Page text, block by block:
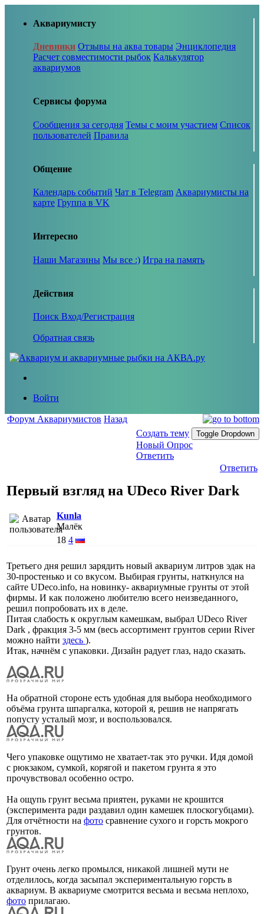
Аквариумисту
Дневники Отзывы на аква товары Энциклопедия
Расчет совместимости рыбок Калькулятор
аквариумов
Сервисы форума
Сообщения за сегодня Темы с моим участием Список
пользователей Правила
Общение
Календарь событий Чат в Telegram Аквариумисты на
карте Группа в VK
Интересно
Наши Магазины Мы все :) Игра на память
Действия
Поиск Вход/Регистрация
Обратная связь
Войти
Форум Аквариумистов Назад
Создать тему
Toggle Dropdown
Новый Опрос
Ответить
Ответить
Первый взгляд на UDeco River Dark
Kunla
Малёк
18 4
Третьего дня решил зарядить новый аквариум литров эдак на
30-простенько и со вкусом. Выбирая грунты, наткнулся на
сайте UDeco.info, на новинку- аквариумные грунты от этой
фирмы. И как положено любителю всего неизведанного,
решил попробовать их в деле.
Питая слабость к округлым камешкам, выбрал UDeco River
Dark , фракция 3-5 мм (весь ассортимент грунтов серии River
можно найти здесь ).
Итак, начнём с упаковки. Дизайн радует глаз, надо сказать.
На обратной стороне есть удобная для выбора необходимого
объёма грунта шпаргалка, которой я, решив не напрягать
попусту усталый мозг, и воспользовался.
Чего упаковке ощутимо не хватает-так это ручки. Идя домой
с рюкзаком, сумкой, корягой и пакетом грунта я это
прочувствовал особенно остро.
На ощупь грунт весьма приятен, руками не крошится
(эксперимента ради раздавил один камешек плоскогубцами).
Для отчётности на фото сравнение сухого и горсть мокрого
грунтов.
Грунт очень легко промылся, никакой лишней мути не
отделилось, когда засыпал экспериментальную горсть в
аквариум. В аквариуме смотрится весьма и весьма неплохо,
фото прилагаю.